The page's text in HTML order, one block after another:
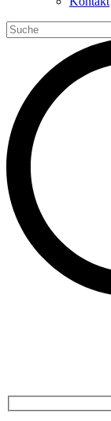
Search
for: